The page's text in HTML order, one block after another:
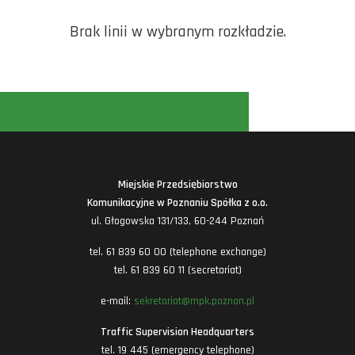
Brak linii w wybranym rozkładzie.
Miejskie Przedsiębiorstwo
Komunikacyjne w Poznaniu Spółka z o.o.
ul. Głogowska 131/133, 60-244 Poznań
tel. 61 839 60 00 (telephone exchange)
tel. 61 839 60 11 (secretariat)
e-mail: sekretariat@mpk.poznan.pl
Traffic Supervision Headquarters
tel. 19 445 (emergency telephone)